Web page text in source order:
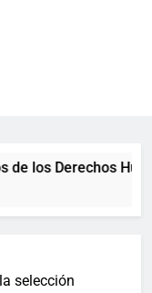
los Derechos
selección